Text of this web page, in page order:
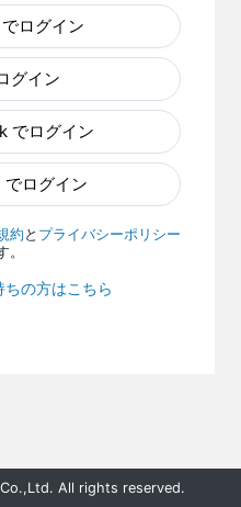
ログイン
グイン
でログイン
ログイン
約 と プライバシーポリシー
の方はこちら
All rights reserved.